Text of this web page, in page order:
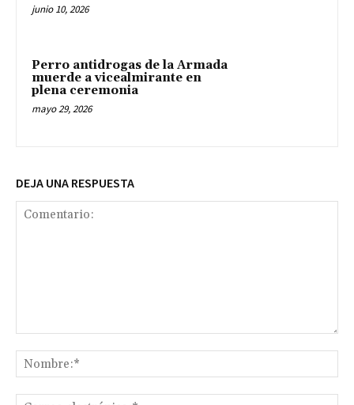
junio 10, 2026
Perro antidrogas de la Armada
muerde a vicealmirante en
plena ceremonia
mayo 29, 2026
DEJA UNA RESPUESTA